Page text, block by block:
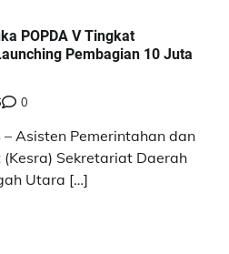
POPDA V Tingkat
Pembagian 10 Juta
0
– Asisten Pemerintahan dan
Sekretariat Daerah
Utara […]